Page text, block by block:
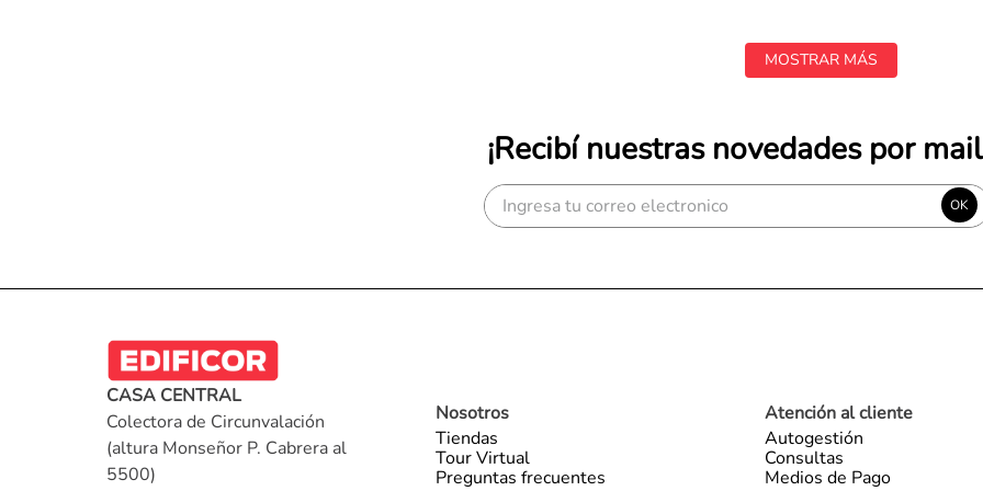
MOSTRAR MÁS
¡Recibí nuestras novedades por
OK
CASA CENTRAL
Colectora de Circunvalación
(altura Monseñor P. Cabrera al
5500)
Nosotros
Tiendas
Tour Virtual
Preguntas frecuentes
Atención al cliente
Autogestión
Consultas
Medios de Pago